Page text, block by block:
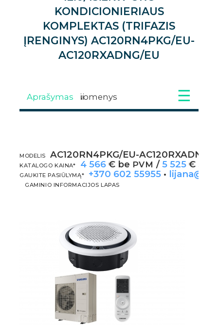
KONDICIONIERIAUS
KOMPLEKTAS (TRIFAZIS
ĮRENGINYS) AC120RN4PKG/EU-
AC120RXADNG/EU
Aprašymas
Techniniai duomenys
Galimi priedai
Atsisiuntimai
Galerija
Video
APRAŠYMAS
MODELIS AC120RN4PKG/EU-AC120RXADNG/
KATALOGO KAINA* 4 566€ be PVM /5 525 € su
GAUKITE PASIŪLYMĄ* +370 602 55955 •
GAMINIO INFORMACIJOS LAPAS